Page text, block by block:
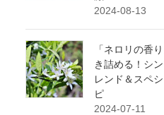
2024-08-13
「ネロリの香
き詰める！シ
レンド＆スペ
ピ
2024-07-11